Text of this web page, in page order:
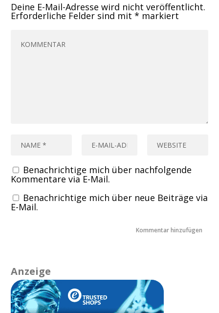
Deine E-Mail-Adresse wird nicht veröffentlicht.
Erforderliche Felder sind mit* markiert
Benachrichtige mich über nachfolgende
Kommentare via E-Mail.
Benachrichtige mich über neue Beiträge via
E-Mail.
Anzeige